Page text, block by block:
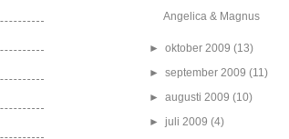
Angelica & Magnus
►oktober 2009(13)
►september 2009(11)
►augusti 2009(10)
►juli 2009(4)